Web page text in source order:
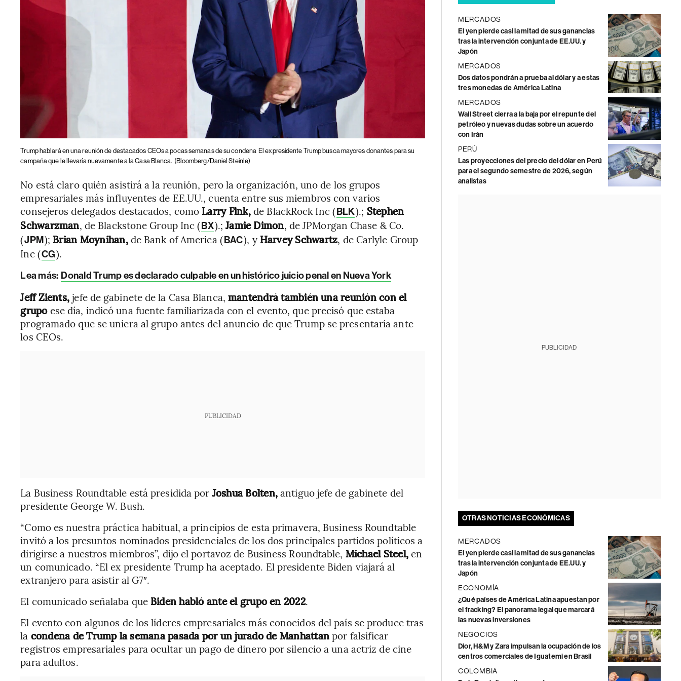
Trump hablará en una reunión de destacados CEOs a pocas semanas de su condena El expresidente Trump busca mayores donantes para su
campaña que le llevaría nuevamente a la Casa Blanca. (Bloomberg/Daniel Steinle)
No está claro quién asistirá a la reunión, pero la organización, uno de los grupos
empresariales más influyentes de EE.UU., cuenta entre sus miembros con varios
consejeros delegados destacados, como Larry Fink,de BlackRock Inc (BLK).; Stephen
Schwarzman, de Blackstone Group Inc (BX).;Jamie Dimon, de JPMorgan Chase & Co.
(JPM); Brian Moynihan,de Bank of America (BAC), y Harvey Schwartz, de Carlyle Group
Inc (CG).
Lea más: Donald Trump es declarado culpable en un histórico juicio penal en Nueva York
Jeff Zients,jefe de gabinete de la Casa Blanca, mantendrá también una reunión con el
grupoese día, indicó una fuente familiarizada con el evento, que precisó que estaba
programado que se uniera al grupo antes del anuncio de que Trump se presentaría ante
los CEOs.
PUBLICIDAD
La Business Roundtable está presidida por Joshua Bolten,antiguo jefe de gabinete del
presidente George W. Bush.
“Como es nuestra práctica habitual, a principios de esta primavera, Business Roundtable
invitó a los presuntos nominados presidenciales de los dos principales partidos políticos a
dirigirse a nuestros miembros”, dijo el portavoz de Business Roundtable, Michael Steel,en
un comunicado. “El ex presidente Trump ha aceptado. El presidente Biden viajará al
extranjero para asistir al G7″.
El comunicado señalaba que Biden habló ante el grupo en 2022.
El evento con algunos de los líderes empresariales más conocidos del país se produce tras
la condena de Trump la semana pasada por un jurado de Manhattanpor falsificar
registros empresariales para ocultar un pago de dinero por silencio a una actriz de cine
para adultos.
MERCADOS
El yen pierde casi la mitad de sus ganancias
tras la intervención conjunta de EE.UU. y
Japón
MERCADOS
Dos datos pondrán a prueba al dólar y a estas
tres monedas de América Latina
MERCADOS
Wall Street cierra a la baja por el repunte del
petróleo y nuevas dudas sobre un acuerdo
con Irán
PERÚ
Las proyecciones del precio del dólar en Perú
para el segundo semestre de 2026, según
analistas
PUBLICIDAD
OTRAS NOTICIAS ECONÓMICAS
MERCADOS
El yen pierde casi la mitad de sus ganancias
tras la intervención conjunta de EE.UU. y
Japón
ECONOMÍA
¿Qué países de América Latina apuestan por
el fracking? El panorama legal que marcará
las nuevas inversiones
NEGOCIOS
Dior, H&M y Zara impulsan la ocupación de los
centros comerciales de Iguatemi en Brasil
COLOMBIA